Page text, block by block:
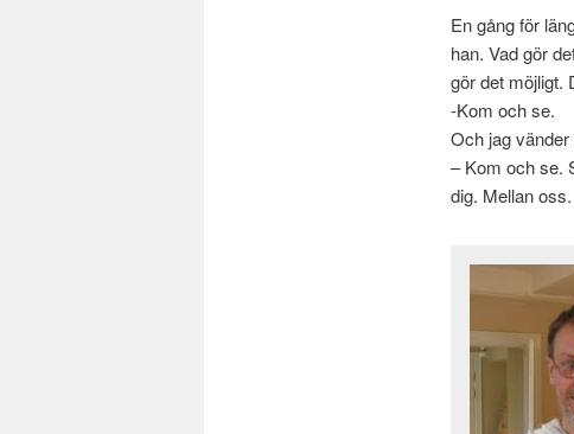
En gång för
han. Vad gör
gör det möjligt.
-Kom och se.
Och jag
– Kom och se.
dig. Mellan oss.